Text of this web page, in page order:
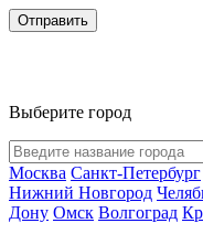
Отправить
Выберите город
Москва Санкт-Петербург
Нижний Новгород
Дону Омск Волгоград